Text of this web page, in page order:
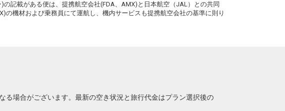
記載がある便は、提携航空会社(FDA、AMX)と日本航空（JAL）との共同
の機材および乗務員にて運航し、機内サービスも提携航空会社の基準に則り
場合がございます。最新の空き状況と旅行代金はプラン選択後の